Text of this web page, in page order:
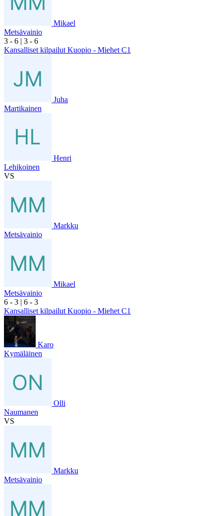
Mikael
Metsävainio
3 - 6 | 3 - 6
Kansalliset kilpailut Kuopio - Miehet C1
Juha
Martikainen
Henri
Lehikoinen
VS
Markku
Metsävainio
Mikael
Metsävainio
6 - 3 | 6 - 3
Kansalliset kilpailut Kuopio - Miehet C1
Karo
Kymäläinen
Olli
Naumanen
VS
Markku
Metsävainio